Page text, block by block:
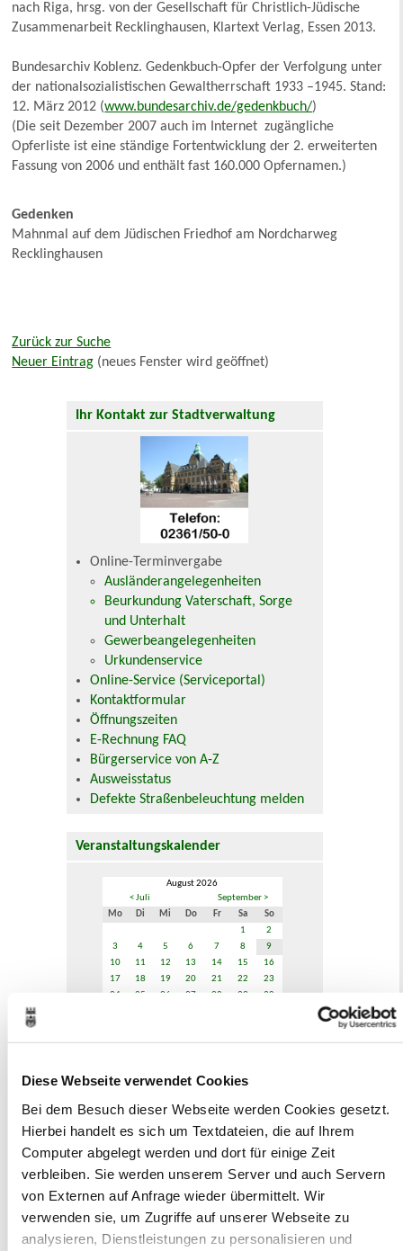
Diese Webseite verwendet Cookies
Bei dem Besuch dieser Webseite werden Cookies gesetzt.
Hierbei handelt es sich um Textdateien, die auf Ihrem
Computer abgelegt werden und dort für einige Zeit
verbleiben. Sie werden unserem Server und auch Servern
von Externen auf Anfrage wieder übermittelt. Wir
verwenden sie, um Zugriffe auf unserer Webseite zu
analysieren, Dienstleistungen zu personalisieren und
nach Riga, hrsg. von der Gesellschaft für Christlich-Jüdische
Zusammenarbeit Recklinghausen, Klartext Verlag, Essen 2013.
Bundesarchiv Koblenz. Gedenkbuch-Opfer der Verfolgung unter
der nationalsozialistischen Gewaltherrschaft 1933 –1945. Stand:
12. März 2012 (www.bundesarchiv.de/gedenkbuch/)
(Die seit Dezember 2007 auch im Internet zugängliche
Opferliste ist eine ständige Fortentwicklung der 2. erweiterten
Fassung von 2006 und enthält fast 160.000 Opfernamen.)
Gedenken
Mahnmal auf dem Jüdischen Friedhof am Nordcharweg
Recklinghausen
Zurück zur Suche
Neuer Eintrag (neues Fenster wird geöffnet)
Ihr Kontakt zur Stadtverwaltung
Online-Terminvergabe
Ausländerangelegenheiten
Beurkundung Vaterschaft, Sorge
und Unterhalt
Gewerbeangelegenheiten
Urkundenservice
Online-Service (Serviceportal)
Kontaktformular
Öffnungszeiten
E-Rechnung FAQ
Bürgerservice von A-Z
Ausweisstatus
Defekte Straßenbeleuchtung melden
Veranstaltungskalender
August 2026
< Juli
September >
Mo
Di Mi Do Fr Sa
So
1
2
3
4 5 6 7 8
9
10
11 12 13 14 15
16
17
18 19 20 21 22
23
24
25 26 27 28 29
30
Veranstaltungskategorie
Museen